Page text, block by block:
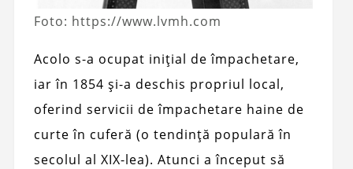
Foto: https://www.lvmh.com
Acolo s-a ocupat inițial de împachetare,
iar în 1854 și-a deschis propriul local,
oferind servicii de împachetare haine de
curte în cuferă (o tendință populară în
secolul al XIX-lea). Atunci a început să